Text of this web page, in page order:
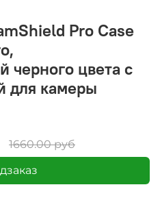
Pro Case
черного цвета с
для камеры
1660.00 руб